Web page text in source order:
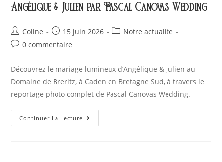
Angélique & Julien par Pascal Canovas Wedding
Coline 15 juin 2026
Notre actualite
0 commentaire
Découvrez le mariage lumineux d’Angélique & Julien au
Domaine de Breritz, à Caden en Bretagne Sud, à travers le
reportage photo complet de Pascal Canovas Wedding.
Continuer La Lecture